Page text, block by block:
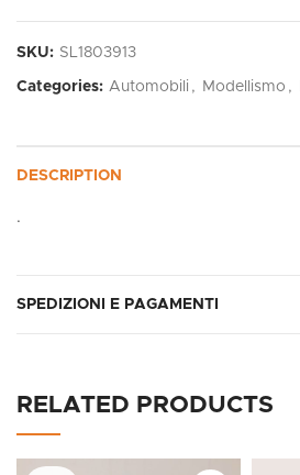
SKU: SL1803913
Categories: Automobili , Modellismo ,
DESCRIPTION
.
SPEDIZIONI E PAGAMENTI
RELATED PRODUCTS